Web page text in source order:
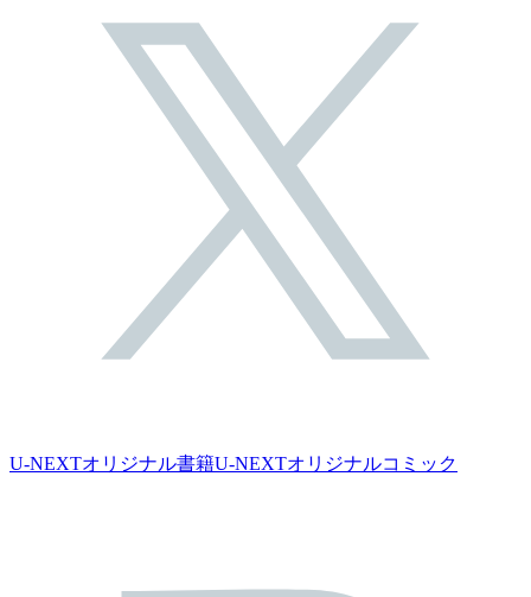
U-NEXTオリジナル書籍U-NEXTオリジナルコミック